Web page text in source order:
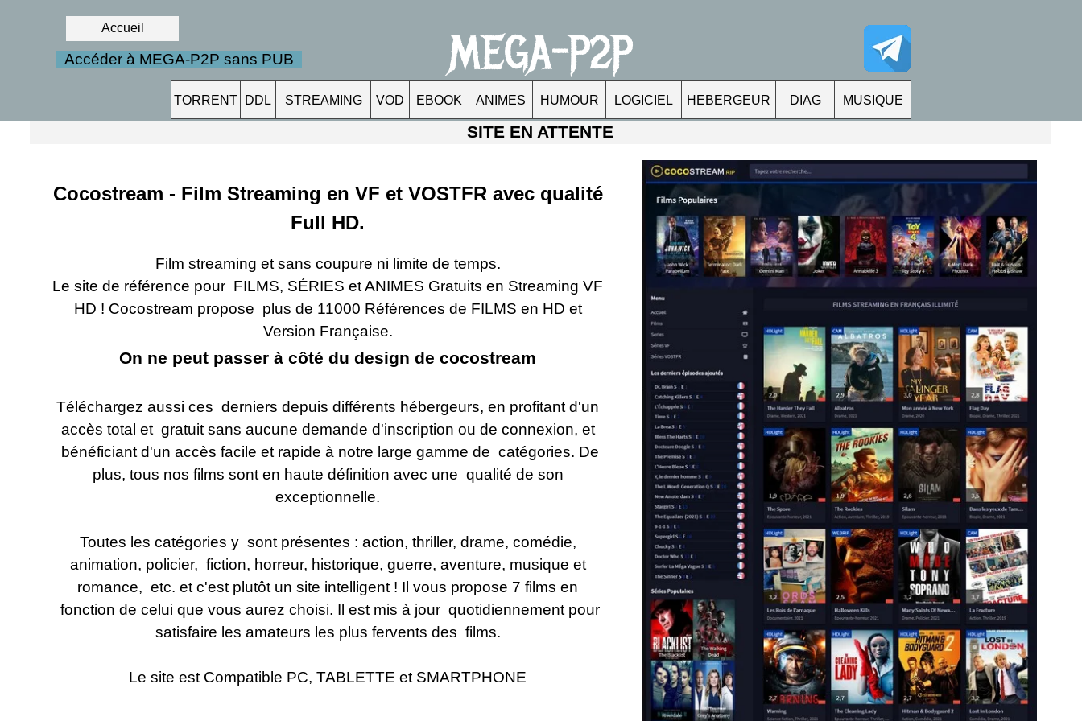
MEGA-P2P
Accueil
TORRENT DDL STREAMING VOD EBOOK ANIMES HUMOUR LOGICIEL HEBERGEUR DIAG MUSIQUE
Accéder à MEGA-P2P sans PUB
SITE EN ATTENTE
Cocostream - Film Streaming en VF et VOSTFR avec qualité
Full HD.
Film streaming et sans coupure ni limite de temps.
Le site de référence pour FILMS, SÉRIES et ANIMES Gratuits en Streaming VF
HD ! Cocostream propose plus de 11000 Références de FILMS en HD et
Version Française.
On ne peut passer à côté du design decocostream
Téléchargez aussi ces derniers depuis différents hébergeurs, en profitant d'un
accès total et gratuit sans aucune demande d'inscription ou de connexion, et
bénéficiant d'un accès facile et rapide à notre large gamme de catégories. De
plus, tous nos films sont en haute définition avec une qualité de son
exceptionnelle.
Toutes les catégories y sont présentes : action, thriller, drame, comédie,
animation, policier, fiction, horreur, historique, guerre, aventure, musique et
romance, etc. et c'est plutôt un site intelligent ! Il vous propose 7 films en
fonction de celui que vous aurez choisi. Il est mis à jour quotidiennement pour
satisfaire les amateurs les plus fervents des films.
Le site est Compatible PC, TABLETTE et SMARTPHONE